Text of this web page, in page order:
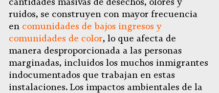
ruidos, se construyen con mayor frecuencia
en comunidades de bajos ingresos y
comunidades de color, lo que afecta de
manera desproporcionada a las personas
marginadas, incluidos los muchos inmigrantes
indocumentados que trabajan en estas
instalaciones. Los impactos ambientales de la